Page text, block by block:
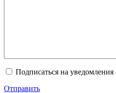
Подписаться на
Отправить